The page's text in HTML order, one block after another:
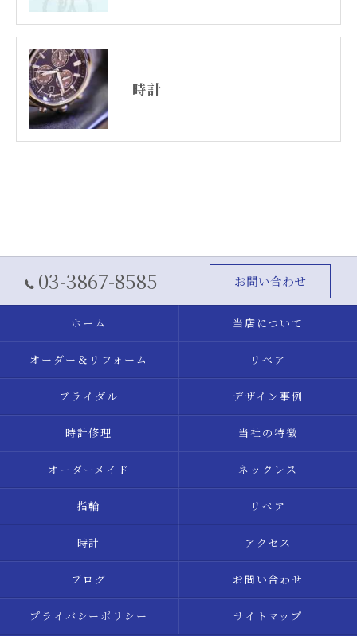
時計
03-3867-8585 お問い合わせ
ホーム 当店について
オーダー＆リフォーム リペア
ブライダル デザイン事例
時計修理 当社の特徴
オーダーメイド ネックレス
指輪 リペア
時計 アクセス
ブログ お問い合わせ
プライバシーポリシー サイトマップ